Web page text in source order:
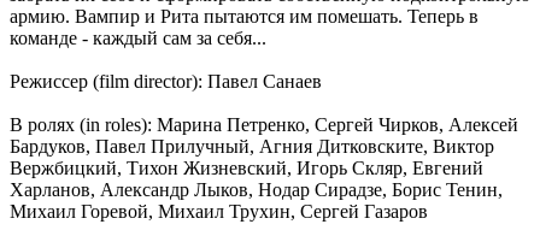
армию. Вампир и Рита пытаются им помешать. Теперь в
команде - каждый сам за себя...
Режиссер (film director): Павел Санаев
В ролях (in roles): Марина Петренко, Сергей Чирков, Алексей
Бардуков, Павел Прилучный, Агния Дитковските, Виктор
Вержбицкий, Тихон Жизневский, Игорь Скляр, Евгений
Харланов, Александр Лыков, Нодар Сирадзе, Борис Тенин,
Михаил Горевой, Михаил Трухин, Сергей Газаров